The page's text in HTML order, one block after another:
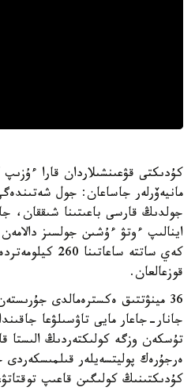
كۇدىكتى قۋعىنشىلاردان قارا
مانيەۆرلەر جاساعان: جول
جولدىڭ قارسى باعىتىنا شىققان،
اينالىپ ءوتۋ ءۇشىن جولسىز
كەي ساتتە
قوزعالعان.
جانار-جاعار مايى تاۋسىلۋعا
تۇسكەن وزگە كولىكتەردىڭ الىستا
ەرجۇرەك پوليتسەيلەر
كۇدىكتىنىڭ كولىگىن قاعىپ